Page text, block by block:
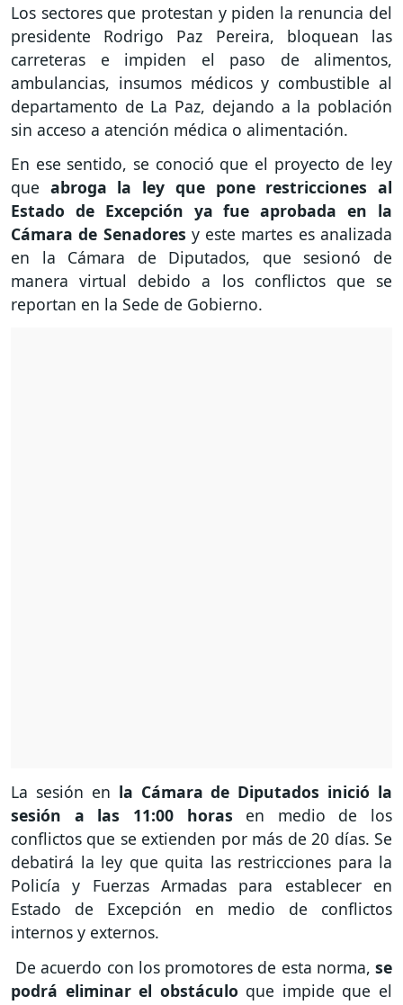
Los sectores que protestan y piden la renuncia del
presidente Rodrigo Paz Pereira, bloquean las
carreteras e impiden el paso de alimentos,
ambulancias, insumos médicos y combustible al
departamento de La Paz, dejando a la población
sin acceso a atención médica o alimentación.
En ese sentido, se conoció que el proyecto de ley
que abroga la ley que pone restricciones al
Estado de Excepción ya fue aprobada en la
Cámara de Senadores y este martes es analizada
en la Cámara de Diputados, que sesionó de
manera virtual debido a los conflictos que se
reportan en la Sede de Gobierno.
La sesión en la Cámara de Diputados inició la
sesión a las 11:00 horas en medio de los
conflictos que se extienden por más de 20 días. Se
debatirá la ley que quita las restricciones para la
Policía y Fuerzas Armadas para establecer en
Estado de Excepción en medio de conflictos
internos y externos.
De acuerdo con los promotores de esta norma, se
podrá eliminar el obstáculo que impide que el